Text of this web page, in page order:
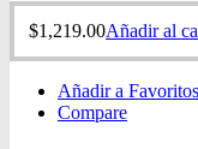
$1,219.00Añadir al
Añadir a Favoritos
Compare